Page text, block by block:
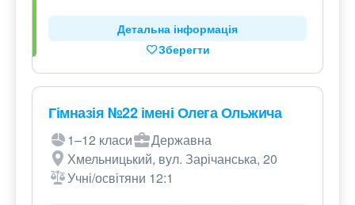
Детальна інформація
Зберегти
Гімназія №22 імені Олега Ольжича
1–12 класи
Державна
Хмельницький, вул. Зарічанська, 20
Учні/освітяни 12:1